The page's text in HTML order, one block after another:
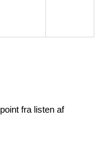
fra listen af